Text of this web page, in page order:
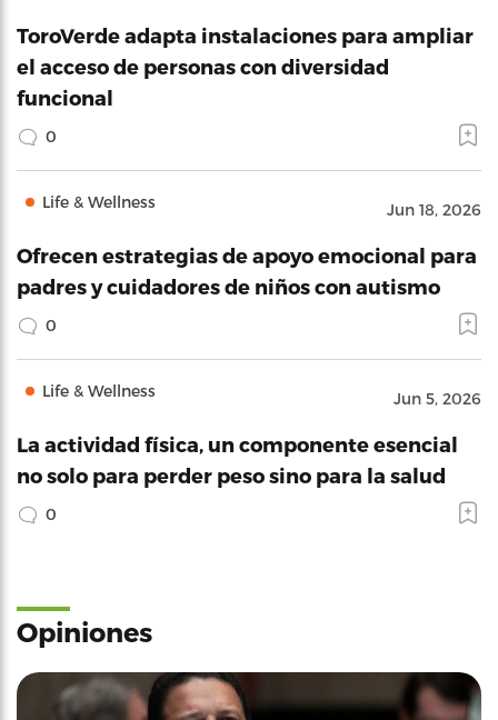
ToroVerde adapta instalaciones para ampliar
el acceso de personas con diversidad
funcional
0
Life & Wellness Jun 18, 2026
Ofrecen estrategias de apoyo emocional para
padres y cuidadores de niños con autismo
0
Life & Wellness Jun 5, 2026
La actividad física, un componente esencial
no solo para perder peso sino para la salud
0
Opiniones